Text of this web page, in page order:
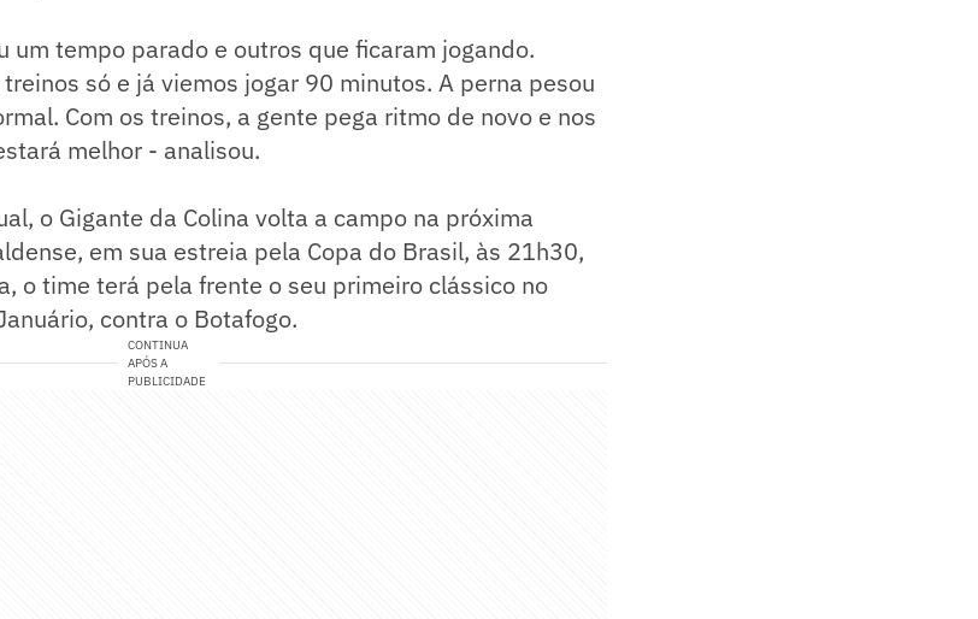
um tempo parado e outros que ficaram jogando.
só e já viemos jogar 90 minutos. A perna pesou
Com os treinos, a gente pega ritmo de novo e nos
melhor - analisou.
o Gigante da Colina volta a campo na próxima
em sua estreia pela Copa do Brasil, às 21h30,
o time terá pela frente o seu primeiro clássico no
contra o Botafogo.
CONTINUA
APÓS A
PUBLICIDADE